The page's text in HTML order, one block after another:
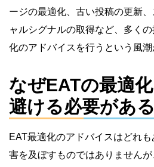
ージの最適化、古い投稿の更新
ャルシグナルの取得など、多く
化のアドバイスを行うという風潮
なぜEATの最適
避ける必要があ
EAT最適化のアドバイスはどれ
害を及ぼすものではありません